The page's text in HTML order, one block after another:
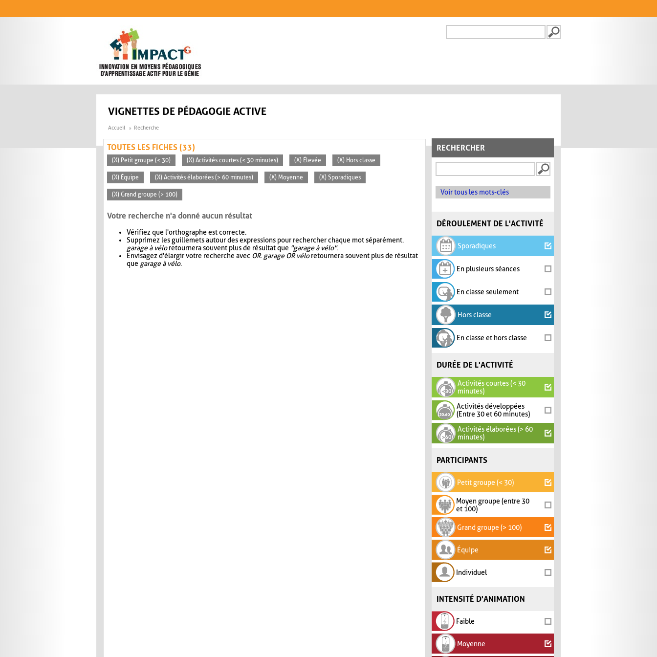
FORMULAIRE DE
VIGNETTES DE PÉDAGOGIE ACTIVE
Accueil Recherche
RECHERCHER
Voir tous les mots-clés
DÉROULEMENT DE L'ACTIVITÉ
Sporadiques
En plusieurs séances
En classe seulement
Hors classe
En classe et hors classe
DURÉE DE L'ACTIVITÉ
Activités courtes (< 30
minutes)
Activités développées
(Entre 30 et 60 minutes)
Activités élaborées (> 60
minutes)
PARTICIPANTS
Petit groupe (< 30)
Moyen groupe (entre 30
et 100)
Grand groupe (> 100)
Équipe
Individuel
INTENSITÉ D'ANIMATION
Faible
Moyenne
TOUTES LES FICHES (33)
(X) Petit groupe (< 30) (X) Activités courtes (< 30 minutes) (X) Élevée (X) Hors classe
(X) Équipe (X) Activités élaborées (> 60 minutes) (X) Moyenne (X) Sporadiques
(X) Grand groupe (> 100)
Votre recherche n'a donné aucun résultat
Vérifiez que l'orthographe est correcte.
Supprimez les guillemets autour des expressions pour rechercher chaque mot séparément.
garage à véloretournera souvent plus de résultat que "garage à vélo".
Envisagez d'élargir votre recherche avec OR. garage OR véloretournera souvent plus de résultat
que garage à vélo.